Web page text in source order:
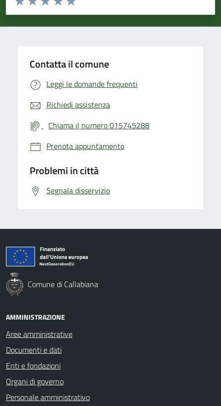
Valuta 5 stelle su 5
Valuta 4 stelle su 5
Valuta 3 stelle su 5
Valuta 2 stelle su 5
Valuta 1 stelle su 5
Contatta il comune
Leggi le domande frequenti
Richiedi assistenza
Chiama il numero 015745288
Prenota appuntamento
Problemi in città
Segnala disservizio
Comune di Callabiana
AMMINISTRAZIONE
Aree amministrative
Documenti e dati
Enti e fondazioni
Organi di governo
Personale amministrativo